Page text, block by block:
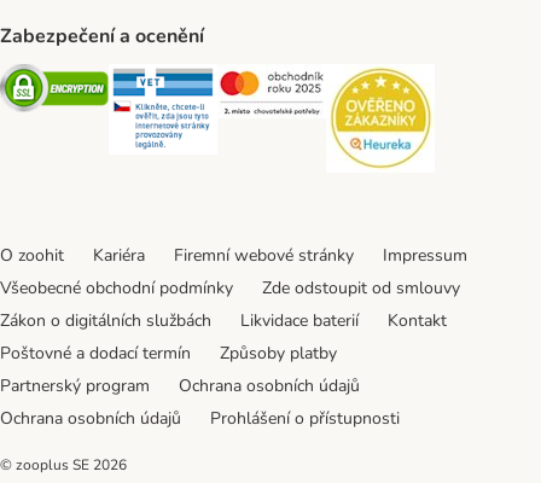
Zabezpečení a ocenění
Security Security Security
O zoohit Kariéra Firemní webové stránky
Impressum
Všeobecné obchodní podmínky
Zde odstoupit od smlouvy
Zákon o digitálních službách
Likvidace baterií
Kontakt
Poštovné a dodací termín
Způsoby platby
Partnerský program
Ochrana osobních údajů
Ochrana osobních údajů
Prohlášení o přístupnosti
© zooplus SE 2026